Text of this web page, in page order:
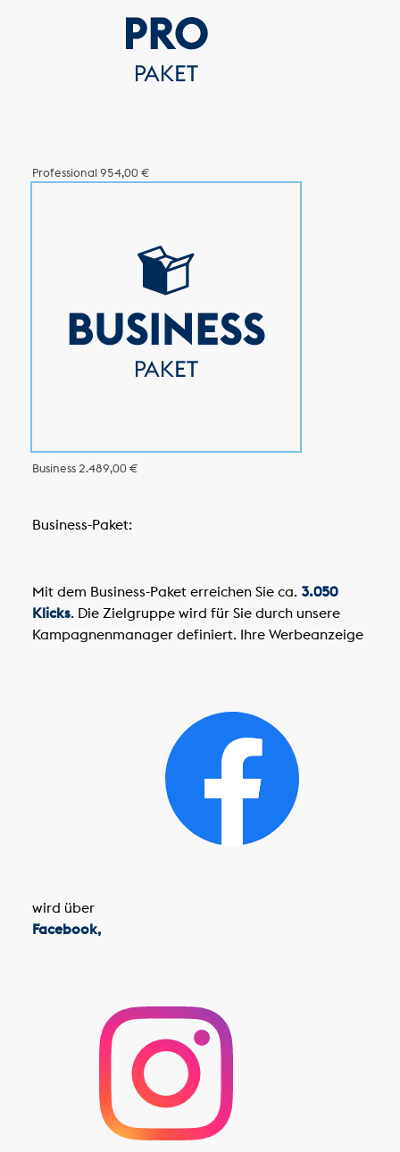
Professional 954,00 €
Business2.489,00 €
Business-Paket:
Mit dem Business-Paket erreichen Sie ca. 3.050
Klicks. Die Zielgruppe wird für Sie durch unsere
Kampagnenmanager definiert. Ihre Werbeanzeige
wird über
Facebook,